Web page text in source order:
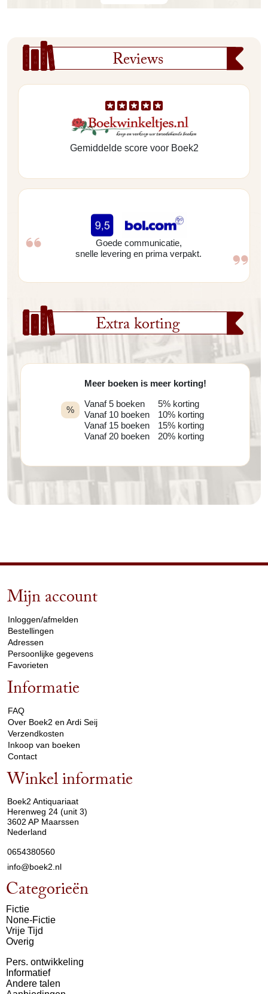
Reviews
Gemiddelde score voor Boek2
Goede communicatie,
snelle levering en prima verpakt.
Extra korting
%
Meer boeken is meer korting!
Vanaf 5 boeken
Vanaf 10 boeken
Vanaf 15 boeken
Vanaf 20 boeken
5% korting
10% korting
15% korting
20% korting
Mijn account
Inloggen/afmelden
Bestellingen
Adressen
Persoonlijke gegevens
Favorieten
Informatie
FAQ
Over Boek2 en Ardi Seij
Verzendkosten
Inkoop van boeken
Contact
Winkel informatie
Boek2 Antiquariaat
Herenweg 24 (unit 3)
3602 AP Maarssen
Nederland
0654380560
info@boek2.nl
Categorieën
Fictie
None-Fictie
Vrije Tijd
Overig
Pers. ontwikkeling
Informatief
Andere talen